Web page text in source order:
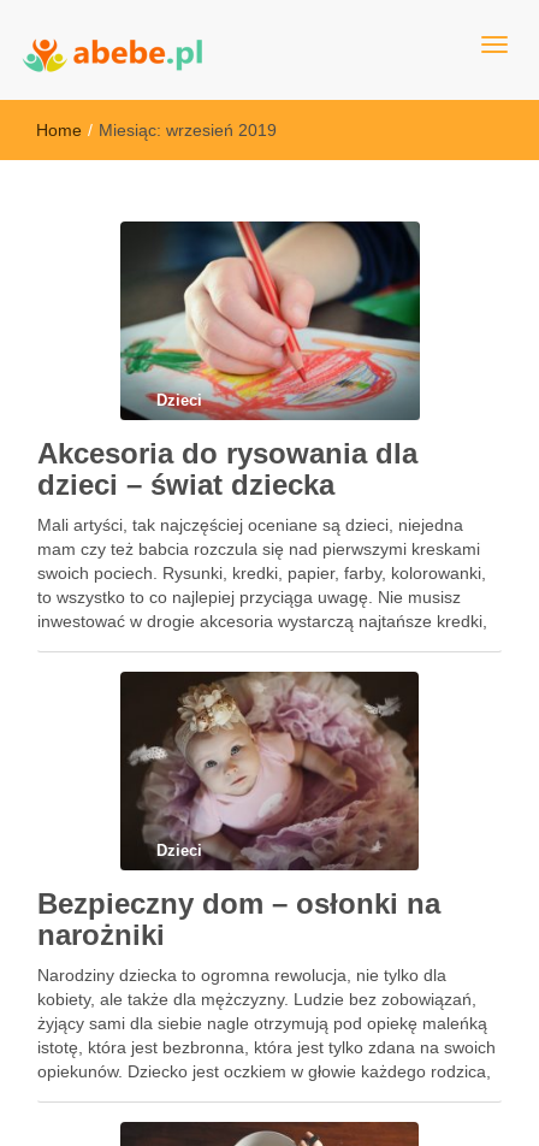
Abebe
Home / Miesiąc: wrzesień 2019
Dzieci
Akcesoria do rysowania dla
dzieci – świat dziecka
Mali artyści, tak najczęściej oceniane są dzieci, niejedna
mam czy też babcia rozczula się nad pierwszymi kreskami
swoich pociech. Rysunki, kredki, papier, farby, kolorowanki,
to wszystko to co najlepiej przyciąga uwagę. Nie musisz
inwestować w drogie akcesoria wystarczą najtańsze kredki,
Współczesny świat dziecka …
Dzieci
Bezpieczny dom – osłonki na
narożniki
Narodziny dziecka to ogromna rewolucja, nie tylko dla
kobiety, ale także dla mężczyzny. Ludzie bez zobowiązań,
żyjący sami dla siebie nagle otrzymują pod opiekę maleńką
istotę, która jest bezbronna, która jest tylko zdana na swoich
opiekunów. Dziecko jest oczkiem w głowie każdego rodzica,